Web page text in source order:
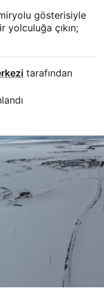
gösterisiyle
yolculuğa çıkın;
tarafından